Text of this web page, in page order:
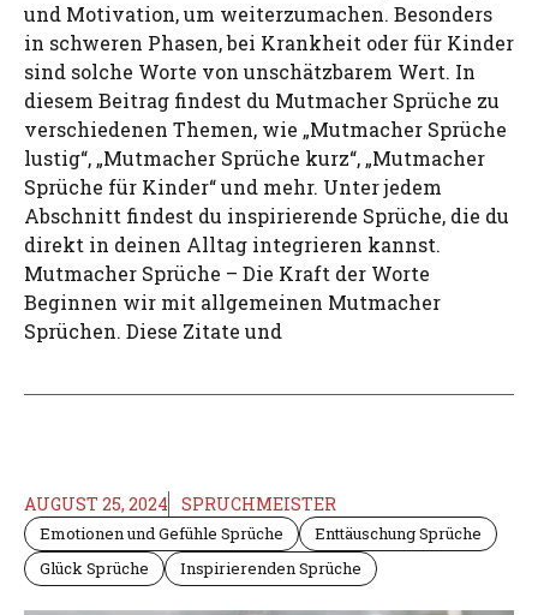
und Motivation, um weiterzumachen. Besonders
in schweren Phasen, bei Krankheit oder für Kinder
sind solche Worte von unschätzbarem Wert. In
diesem Beitrag findest du Mutmacher Sprüche zu
verschiedenen Themen, wie „Mutmacher Sprüche
lustig“, „Mutmacher Sprüche kurz“, „Mutmacher
Sprüche für Kinder“ und mehr. Unter jedem
Abschnitt findest du inspirierende Sprüche, die du
direkt in deinen Alltag integrieren kannst.
Mutmacher Sprüche – Die Kraft der Worte
Beginnen wir mit allgemeinen Mutmacher
Sprüchen. Diese Zitate und
AUGUST 25, 2024 SPRUCHMEISTER
Emotionen und Gefühle Sprüche
Enttäuschung Sprüche
Glück Sprüche
Inspirierenden Sprüche